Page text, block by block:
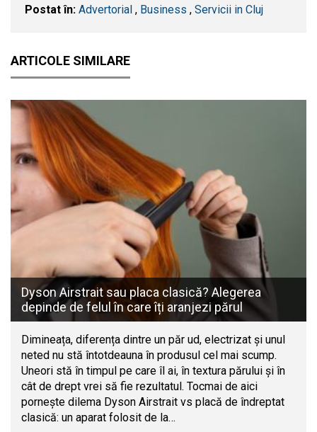
Postat în: Advertorial , Business , Servicii in Cluj
ARTICOLE SIMILARE
Dyson Airstrait sau placa clasică? Alegerea
depinde de felul în care îți aranjezi părul
Dimineața, diferența dintre un păr ud, electrizat și unul
neted nu stă întotdeauna în produsul cel mai scump.
Uneori stă în timpul pe care îl ai, în textura părului și în
cât de drept vrei să fie rezultatul. Tocmai de aici
pornește dilema Dyson Airstrait vs placă de îndreptat
clasică: un aparat folosit de la…